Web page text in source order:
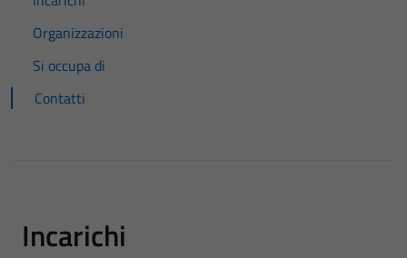
Organizzazioni
Si occupa di
Contatti
Incarichi